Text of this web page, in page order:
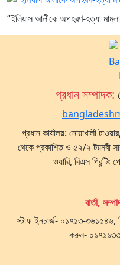
“ইলিয়াস আলীকে অপহরণ-হত্যা
প্রধান সম্পাদক:
প্রধান কার্যালয়: নোয়াখালী
থেকে প্রকাশিত ও ৫২/২ টয়নবী
ওয়ারি, বিএস
বার্তা,
স্টাফ ইনচার্জ- ০১৭১৩-
করুন-